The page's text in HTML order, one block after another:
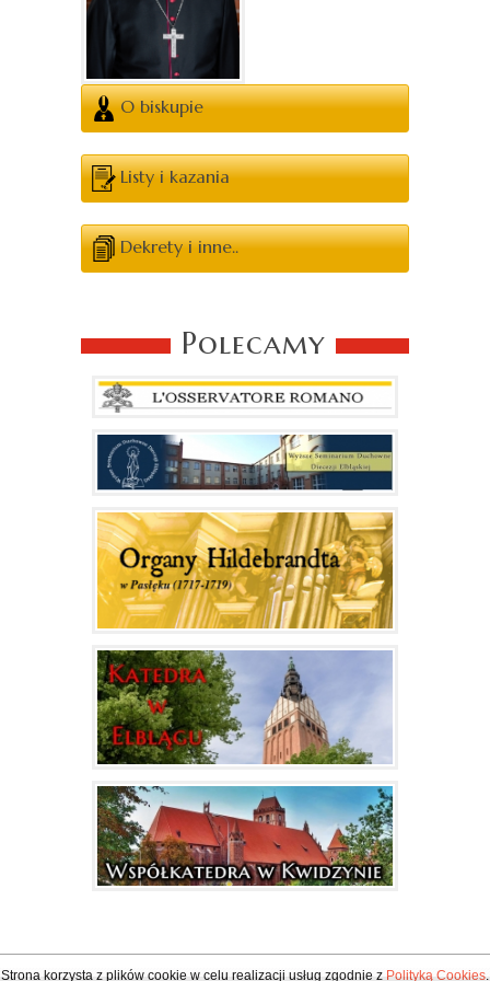
O biskupie
Listy i kazania
Dekrety i inne..
Polecamy
Strona korzysta z plików cookie w celu realizacji usług zgodnie zPolityką Cookies.